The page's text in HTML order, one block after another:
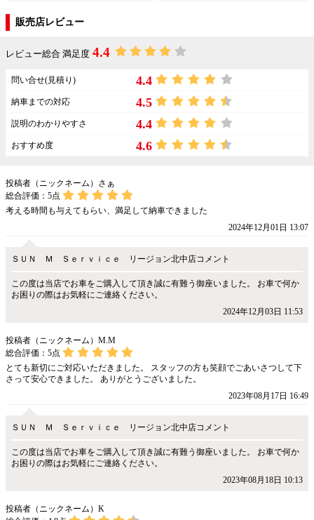
販売店レビュー
レビュー総合 満足度 4.4
問い合せ(見積り) 4.4
納車までの対応 4.5
説明のわかりやすさ 4.4
おすすめ度 4.6
投稿者（ニックネーム）さぁ
総合評価： 5点
考える時間も与えてもらい、満足して納車できました
2024年12月01日 13:07
ＳＵＮ Ｍ Ｓｅｒｖｉｃｅ リージョン北中店コメント
この度は当店でお車をご購入して頂き誠に有難う御座いました。 お車で何か
お困りの際はお気軽にご連絡ください。
2024年12月03日 11:53
投稿者（ニックネーム）M.M
総合評価： 5点
とても新切にご対応いただきました。 スタッフの方も笑顔でごあいさつして下
さって安心できました。 ありがとうございました。
2023年08月17日 16:49
ＳＵＮ Ｍ Ｓｅｒｖｉｃｅ リージョン北中店コメント
この度は当店でお車をご購入して頂き誠に有難う御座いました。 お車で何か
お困りの際はお気軽にご連絡ください。
2023年08月18日 10:13
投稿者（ニックネーム）K